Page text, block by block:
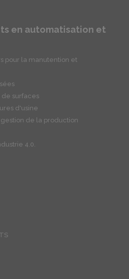
en automatisation et
pour la manutention et
surfaces
d'usine
de la production
4.0.